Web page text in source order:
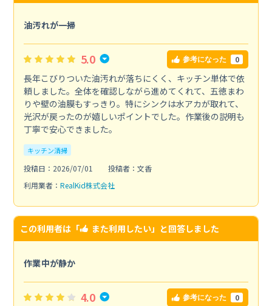
油汚れが一掃
5.0 参考になった 0
長年こびりついた油汚れが落ちにくく、キッチン単体で依
頼しました。全体を確認しながら進めてくれて、五徳まわ
りや壁の油膜もすっきり。特にシンクは水アカが取れて、
光沢が戻ったのが嬉しいポイントでした。作業後の説明も
丁寧で安心できました。
キッチン清掃
投稿日：2026/07/01
投稿者：文香
利用業者： RealKid株式会社
この利用者は「 また利用したい」と回答しました
作業中が静か
4.0 参考になった 0